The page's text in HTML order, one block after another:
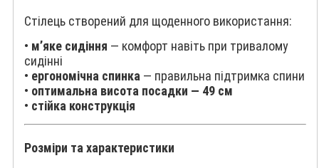
Стілець створений для щоденного використання:
• м’яке сидіння — комфорт навіть при тривалому
сидінні
• ергономічна спинка — правильна підтримка спини
• оптимальна висота посадки — 49 см
• стійка конструкція
Розміри та характеристики